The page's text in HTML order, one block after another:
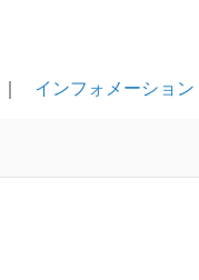
インフォメーション